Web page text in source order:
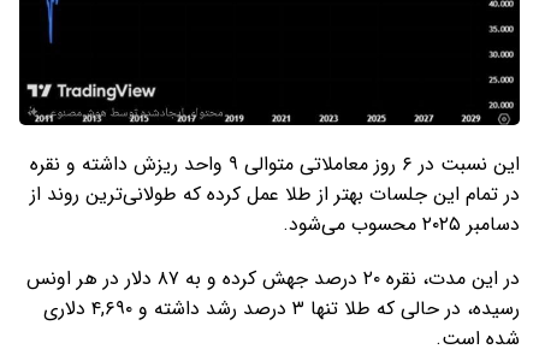
این نسبت در ۶ روز معاملاتی متوالی ۹ واحد ریزش داشته و نقره
در تمام این جلسات بهتر از طلا عمل کرده که طولانی‌ترین روند از
دسامبر ۲۰۲۵ محسوب می‌شود.
در این مدت، نقره ۲۰ درصد جهش کرده و به ۸۷ دلار در هر اونس
رسیده، در حالی که طلا تنها ۳ درصد رشد داشته و ۴,۶۹۰ دلاری
شده است.